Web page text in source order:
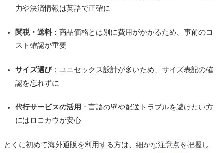
力や決済情報は英語で正確に
関税・送料：商品価格とは別に費用がかかるため、事前のコ
スト確認が重要
サイズ選び：ユニセックス設計が多いため、サイズ表記の確
認を忘れずに
代行サービスの活用 ：言語の壁や配送トラブルを避けたい方
にはロコカウが安心
とくに初めて海外通販を利用する方は、細かな注意点を把握し